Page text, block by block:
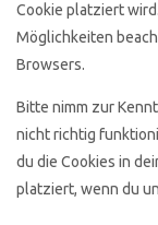
Cookie platziert
Möglichkeiten
Browsers.
Bitte nimm zur
nicht richtig
du die Cookies in
platziert, wenn du